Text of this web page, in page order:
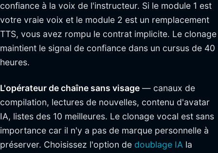
confiance à la voix de l'instructeur. Si le module 1 est
votre vraie voix et le module 2 est un remplacement
TTS, vous avez rompu le contrat implicite. Le clonage
maintient le signal de confiance dans un cursus de 40
heures.
L'opérateur de chaîne sans visage — canaux de
compilation, lectures de nouvelles, contenu d'avatar
IA, listes des 10 meilleures. Le clonage vocal est sans
importance car il n'y a pas de marque personnelle à
préserver. Choisissez l'option de doublage IA la